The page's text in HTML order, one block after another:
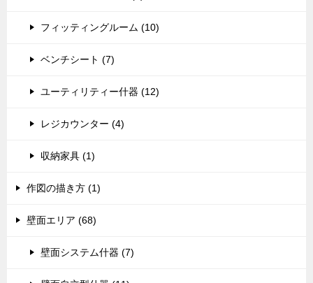
フィッティングルーム (10)
ベンチシート (7)
ユーティリティー什器 (12)
レジカウンター (4)
収納家具 (1)
作図の描き方 (1)
壁面エリア (68)
壁面システム什器 (7)